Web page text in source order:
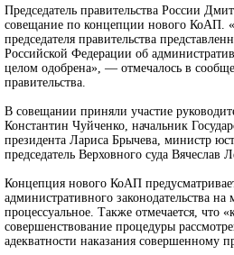
Председатель правительства России
совещание по концепции нового КоАП.
председателя правительства
Российской Федерации об
целом одобрена», — отмечалось в
правительства.
В совещании приняли участие
Константин Чуйченко, начальник
президента Лариса Брычева, министр
председатель Верховного суда Вячеслав
Концепция нового КоАП
административного законодательства на
процессуальное. Также отмечается, что
совершенствование процедуры
адекватности наказания совершенному